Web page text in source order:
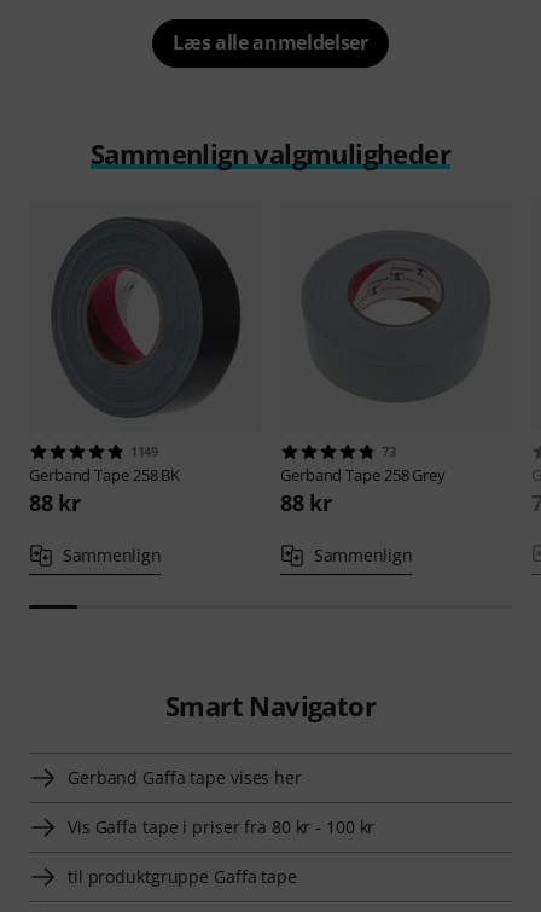
Læs alle anmeldelser
Sammenlign valgmuligheder
1149
GerbandTape 258 BK
88 kr
Sammenlign
73
GerbandTape 258 Grey
88 kr
Sammenlign
Smart Navigator
Gerband Gaffa tape vises her
Vis Gaffa tape i priser fra 80 kr - 100 kr
til produktgruppe Gaffa tape